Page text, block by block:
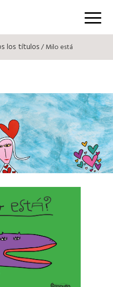
Menú
los títulos/ Milo está